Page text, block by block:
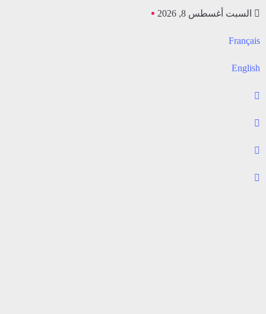
السبت أغسطس 8, 2026
Français
English